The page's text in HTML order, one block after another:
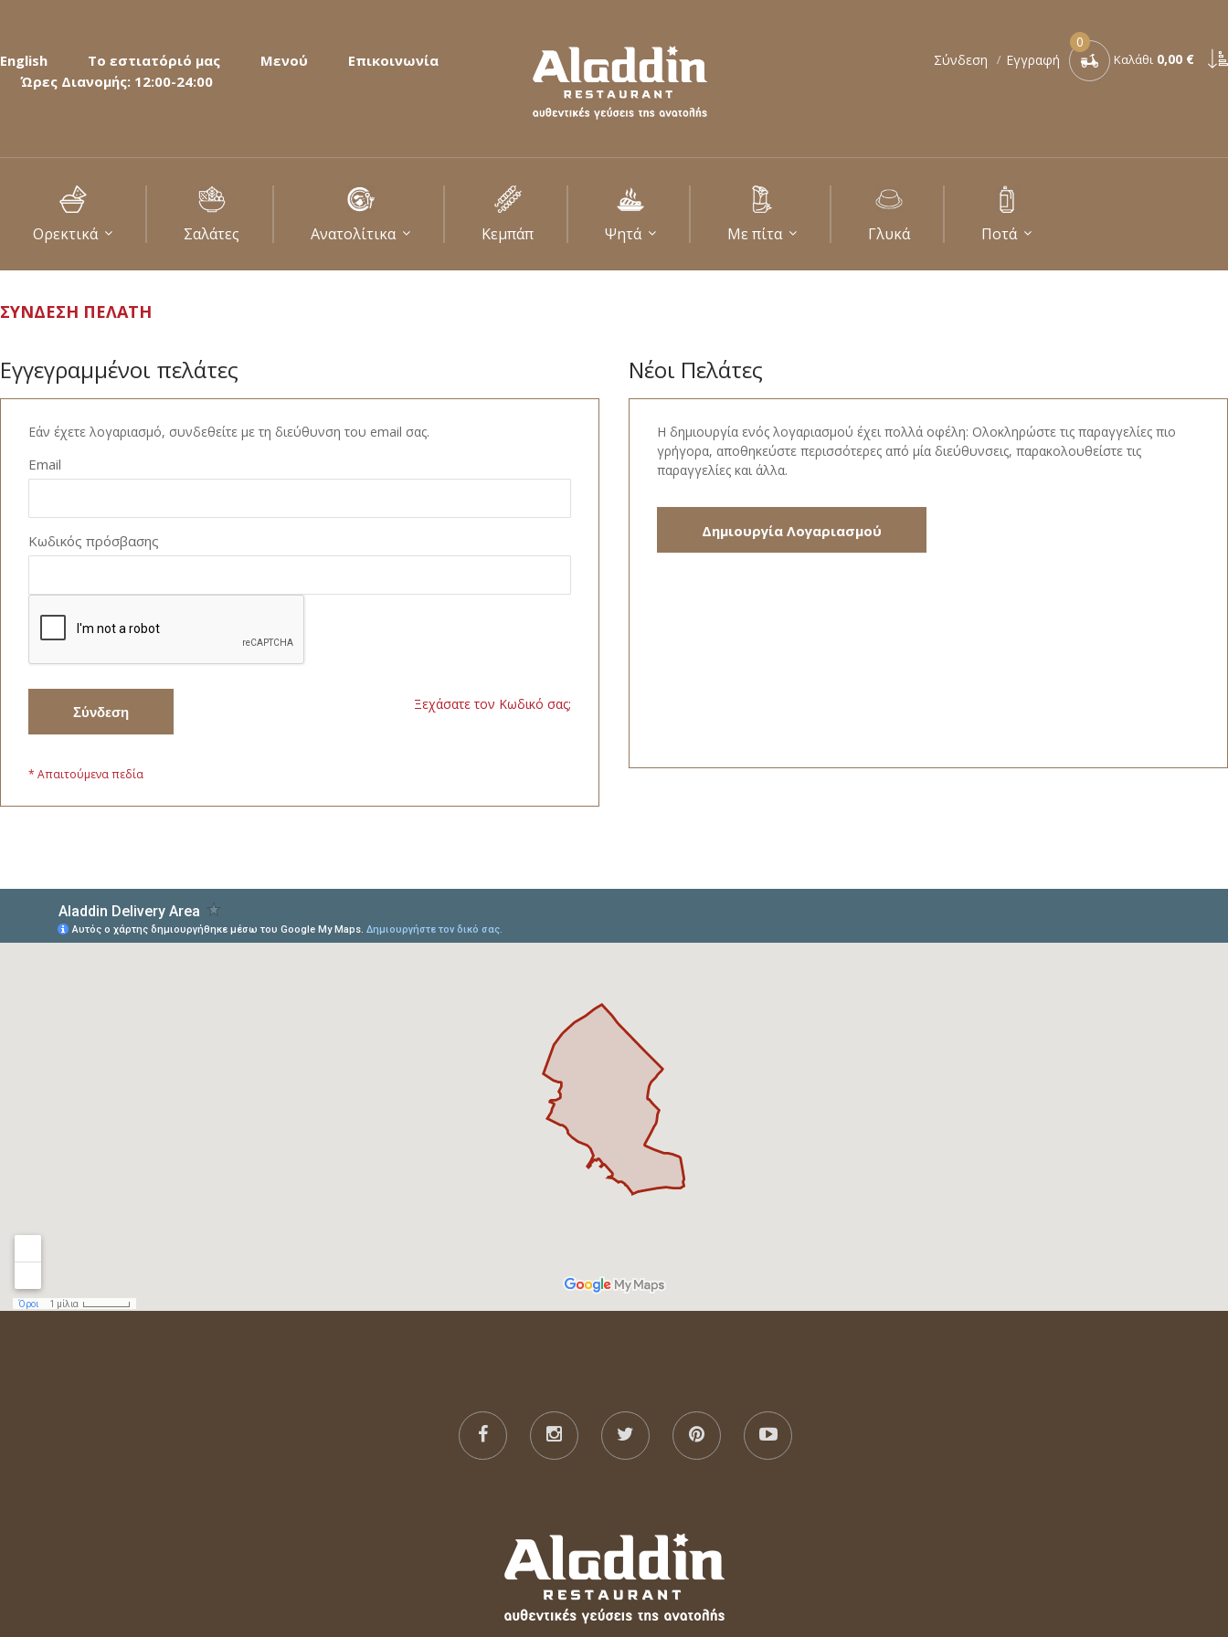
English Το εστιατόριό μας Μενού
Επικοινωνία
Ώρες Διανομής: 12:00-24:00
Σύνδεση Εγγραφή
0
Καλάθι 0,00 €
Ορεκτικά Σαλάτες Ανατολίτικα Κεμπάπ Ψητά Με πίτα Γλυκά Ποτά
ΣΎΝΔΕΣΗ ΠΕΛΆΤΗ
Εγγεγραμμένοι πελάτες
Εάν έχετε λογαριασμό, συνδεθείτε με τη διεύθυνση του email σας.
Email
Κωδικός πρόσβασης
Σύνδεση Ξεχάσατε τον Κωδικό σας;
Νέοι Πελάτες
Η δημιουργία ενός λογαριασμού έχει πολλά οφέλη: Ολοκληρώστε τις παραγγελίες πιο
γρήγορα, αποθηκεύστε περισσότερες από μία διεύθυνσεις, παρακολουθείστε τις
παραγγελίες και άλλα.
Δημιουργία Λογαριασμού